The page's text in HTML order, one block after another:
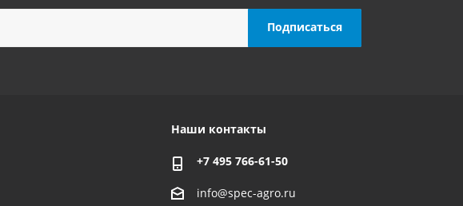
Наши контакты
+7 495 766-61-50
info@spec-agro.ru